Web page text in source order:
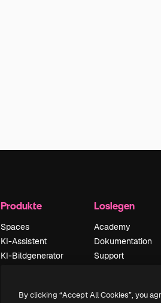
Produkte
Spaces
KI-Assistent
KI-Bildgenerator
Stimmengenerator
Loslegen
Academy
Dokumentation
Support
Originale Neu
By clicking “Accept All Cookies”, you